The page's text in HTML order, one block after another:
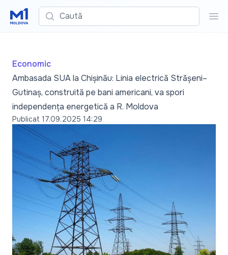
Caută
Economic
Ambasada SUA la Chișinău: Linia electrică Strășeni–
Gutinaș, construită pe bani americani, va spori
independența energetică a R. Moldova
Publicat 17.09.2025 14:29